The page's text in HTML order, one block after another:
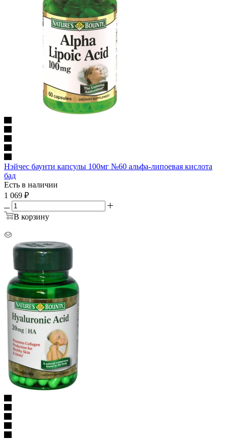
Нэйчес баунти капсулы 100мг №60 альфа-липоевая кислота
бад
Есть в наличии
1 069 ₽
В корзину